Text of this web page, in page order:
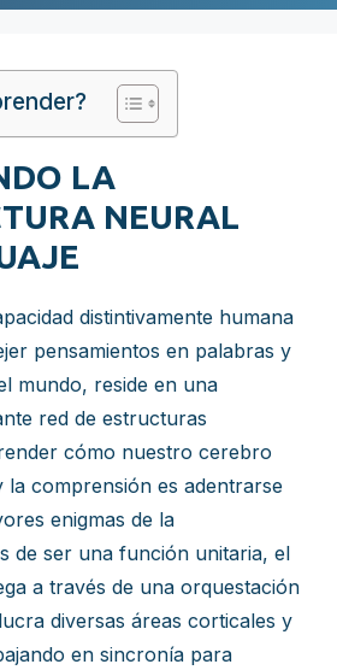
LA
NEURAL
distintivamente humana
pensamientos en palabras y
mundo, reside en una
red de estructuras
cómo nuestro cerebro
la comprensión es adentrarse
enigmas de la
de ser una función unitaria, el
a través de una orquestación
diversas áreas corticales y
en sincronía para